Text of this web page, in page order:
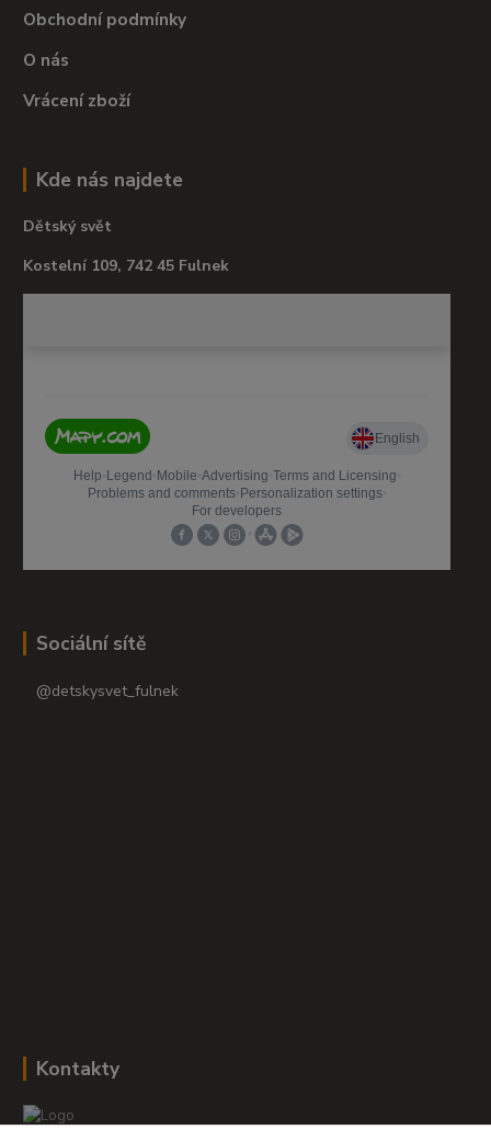
Obchodní podmínky
O nás
Vrácení zboží
Kde nás najdete
Dětský svět
Kostelní 109, 742 45 Fulnek
Sociální sítě
@detskysvet_fulnek
Kontakty